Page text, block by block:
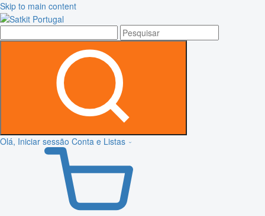
Skip to main content
Olá, Iniciar sessão Conta e Listas